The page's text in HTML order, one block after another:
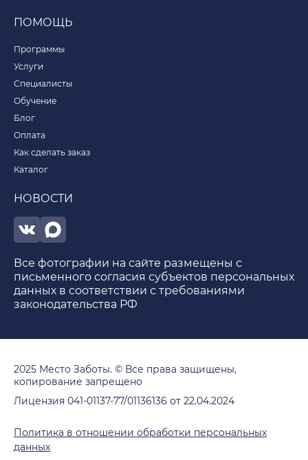
ПОМОЩЬ
Программы
Услуги
Специалисты
Обучение
Блог
Оплата
Как сделать заказ
Каталог
НОВОСТИ
Все фотографии на сайте размещены с
письменного согласия субъектов персональных
данных в соответствии с требованиями
законодательства РФ
2025 Место Заботы. © Все права защищены,
копирование запрещено
Лицензия 041-01137-77/01136136 от 22.04.2024
Политика в отношении обработки персональных
данных